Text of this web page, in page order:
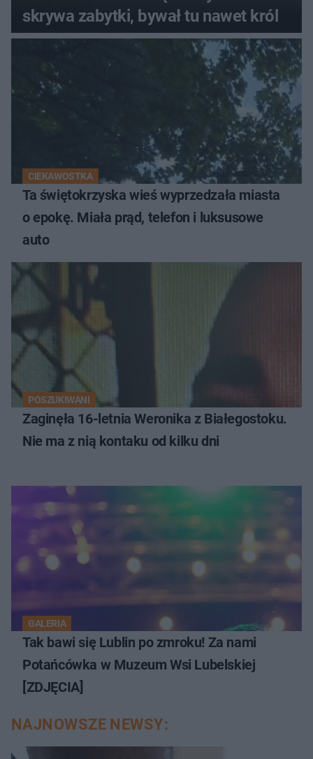
skrywa zabytki, bywał tu nawet król
CIEKAWOSTKA
Ta świętokrzyska wieś wyprzedzała miasta
o epokę. Miała prąd, telefon i luksusowe
auto
POSZUKIWANI
Zaginęła 16-letnia Weronika z Białegostoku.
Nie ma z nią kontaku od kilku dni
GALERIA
Tak bawi się Lublin po zmroku! Za nami
Potańcówka w Muzeum Wsi Lubelskiej
[ZDJĘCIA]
NAJNOWSZE NEWSY: